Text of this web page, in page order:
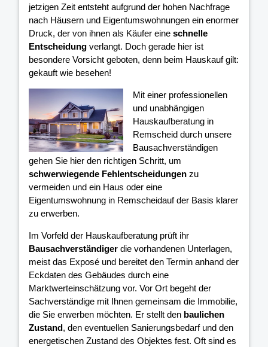
jetzigen Zeit entsteht aufgrund der hohen Nachfrage
nach Häusern und Eigentumswohnungen ein enormer
Druck, der von ihnen als Käufer eine schnelle
Entscheidung verlangt. Doch gerade hier ist
besondere Vorsicht geboten, denn beim Hauskauf gilt:
gekauft wie besehen!
Mit einer professionellen
und unabhängigen
Hauskaufberatung in
Remscheid durch unsere
Bausachverständigen
gehen Sie hier den richtigen Schritt, um
schwerwiegende Fehlentscheidungen zu
vermeiden und ein Haus oder eine
Eigentumswohnung in Remscheidauf der Basis klarer
zu erwerben.
Im Vorfeld der Hauskaufberatung prüft ihr
Bausachverständiger die vorhandenen Unterlagen,
meist das Exposé und bereitet den Termin anhand der
Eckdaten des Gebäudes durch eine
Marktwerteinschätzung vor. Vor Ort begeht der
Sachverständige mit Ihnen gemeinsam die Immobilie,
die Sie erwerben möchten. Er stellt den baulichen
Zustand, den eventuellen Sanierungsbedarf und den
energetischen Zustand des Objektes fest. Oft sind es